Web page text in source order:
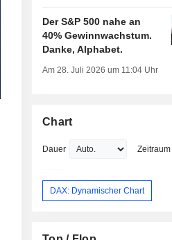
Der S&P 500 nahe an
40% Gewinnwachstum.
Danke, Alphabet.
Am 28. Juli 2026 um 11:04 Uhr
Chart
Dauer Zeitraum
DAX: Dynamischer Chart